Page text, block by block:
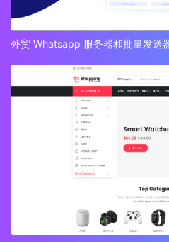
外贸 Whatsapp 服务器和批量发送